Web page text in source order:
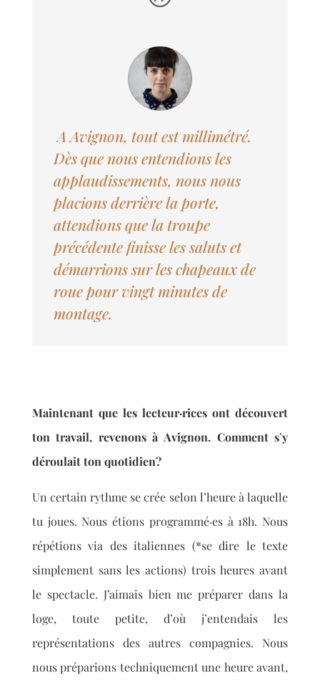
A Avignon, tout est millimétré.
Dès que nous entendions les
applaudissements, nous nous
placions derrière la porte,
attendions que la troupe
précédente finisse les saluts et
démarrions sur les chapeaux de
roue pour vingt minutes de
montage.
Maintenant que les lecteur·rices ontdécouvert
ton travail, revenons à Avignon. Comment s’y
déroulait ton quotidien?
Un certain rythme se crée selon l’heure à laquelle
tu joues. Nous étions programmé·es à 18h. Nous
répétions via des italiennes (*se dire le texte
simplement sans les actions) trois heures avant
le spectacle. J’aimais bien me préparer dans la
loge, toute petite, d’où j’entendais les
représentations des autres compagnies. Nous
nous préparions techniquement une heure avant,